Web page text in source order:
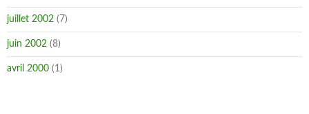
juillet 2002 (7)
juin 2002 (8)
avril 2000 (1)